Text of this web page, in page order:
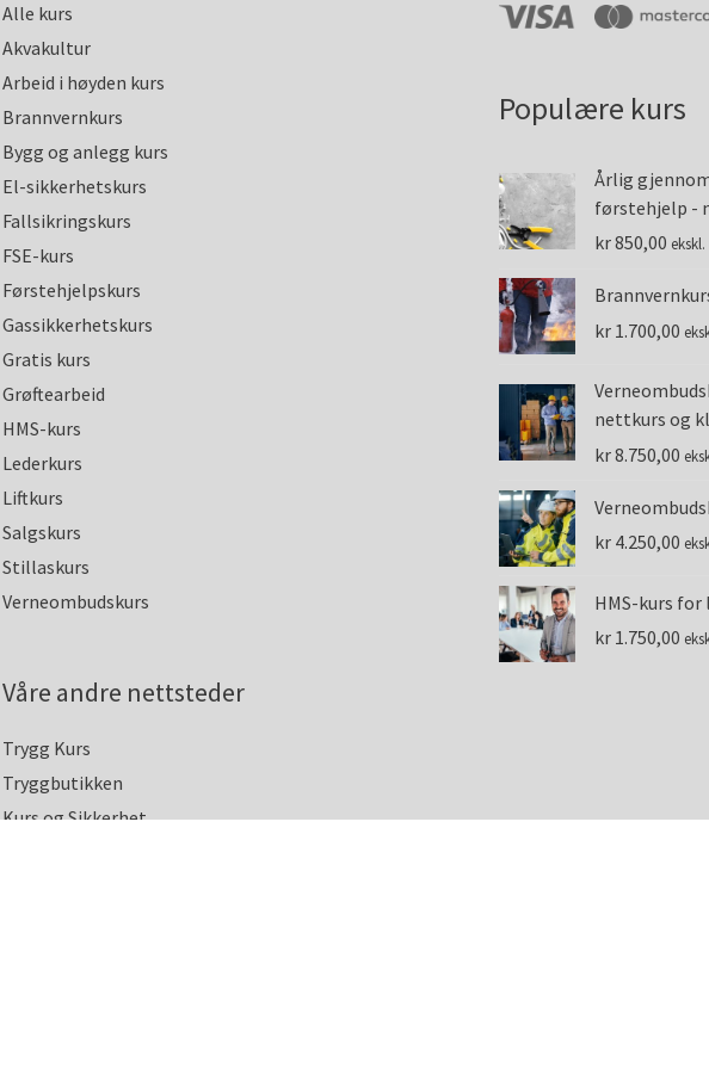
Alle kurs
Akvakultur
Arbeid i høyden kurs
Brannvernkurs
Bygg og anlegg kurs
El-sikkerhetskurs
Fallsikringskurs
FSE-kurs
Førstehjelpskurs
Gassikkerhetskurs
Gratis kurs
Grøftearbeid
HMS-kurs
Lederkurs
Liftkurs
Salgskurs
Stillaskurs
Verneombudskurs
Våre andre nettsteder
Trygg Kurs
Tryggbutikken
Kurs og Sikkerhet
Populære kurs
Årlig
førstehjelp -
kr850,00
kr 1.700,00
nettkurs og
kr8.750,00
kr 4.250,00
HMS-kurs
kr 1.750,00